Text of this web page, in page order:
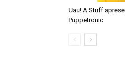
Uau! A Stuff
Puppetronic